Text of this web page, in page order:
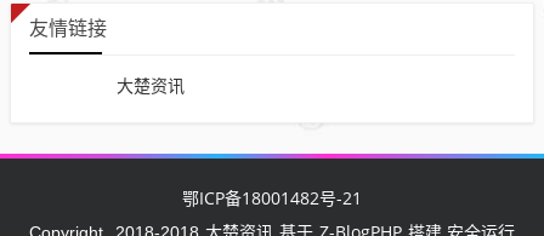
友情链接
大楚资讯
鄂ICP备18001482号-21
Copyright 2018-2018 大楚资讯 基于 Z-BlogPHP 搭建 安全运行